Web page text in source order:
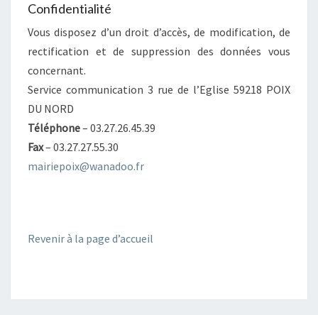
Confidentialité
Vous disposez d’un droit d’accès, de modification, de
rectification et de suppression des données vous
concernant.
Service communication 3 rue de l’Eglise 59218 POIX
DU NORD
Téléphone– 03.27.26.45.39
Fax– 03.27.27.55.30
mairiepoix@wanadoo.fr
Revenir à la page d’accueil